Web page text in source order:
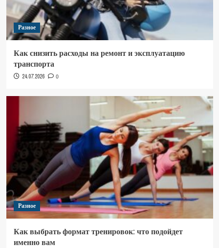
Разное
Как снизить расходы на ремонт и эксплуатацию
транспорта
24.07.2026 0
Разное
Как выбрать формат тренировок: что подойдет
именно вам